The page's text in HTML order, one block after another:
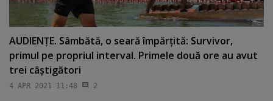
AUDIENŢE. Sâmbătă, o seară împărţită: Survivor,
primul pe propriul interval. Primele două ore au avut
trei câştigători
4 APR 2021 11:48 2